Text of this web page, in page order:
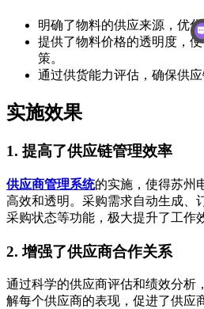
明确了物料的供应来源，优
提供了物料价格的透明度，
策。
通过供货能力评估，确保供
实施效果
1. 提高了供应链管理效率
供应商管理系统的实施，使得苏州
高效和透明。采购需求自动生成、
采购状态等功能，极大提升了工作
2. 增强了供应商合作关系
通过科学的供应商评估和绩效分析
解每个供应商的表现，促进了供应